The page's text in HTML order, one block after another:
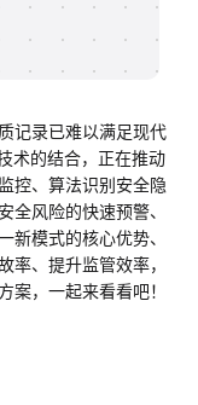
记录已难以满足现代
术的结合，正在推动
控、算法识别安全隐
全风险的快速预警、
新模式的核心优势、
率、提升监管效率，
案，一起来看看吧！